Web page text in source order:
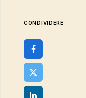
CONDIVIDERE